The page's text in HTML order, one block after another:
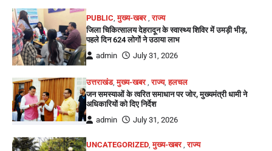
PUBLIC ,मुख्य-खबर ,राज्य
जिला चिकित्सालय देहरादून के स्वास्थ्य शिविर में उमड़ी भीड़,
पहले दिन 624 लोगों ने उठाया लाभ
admin
July 31, 2026
उत्तराखंड,मुख्य-खबर ,राज्य,हलचल
जन समस्याओं के त्वरित समाधान पर जोर, मुख्यमंत्री धामी ने
अधिकारियों को दिए निर्देश
admin
July 31, 2026
UNCATEGORIZED ,मुख्य-खबर ,राज्य